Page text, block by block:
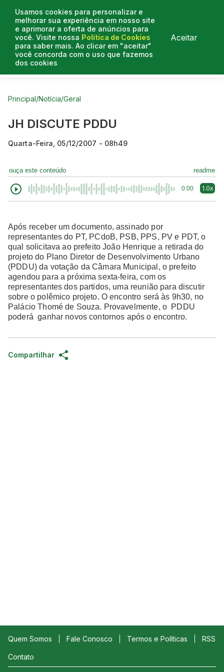
Usamos cookies para personalizar e
melhorar sua experiência em nosso site
e aprimorar a oferta de anúncios para
você. Visite nossa Política de Cookies
para saber mais. Ao clicar em "aceitar"
você concorda com o uso que fazemos
dos cookies
Aceitar
Curtas do Poder
Principal/Notícia/Geral
JH DISCUTE PDDU
Quarta-Feira, 05/12/2007 - 08h49
ouça este conteúdo readme
0:00 1.0x
Após receber um documento, assinado por
representantes do PT, PCdoB, PSB, PPS, PV e PDT, o
qual solicitava ao prefeito João Henrique a retirada do
projeto do Plano Diretor de Desenvolvimento Urbano
(PDDU) da votação da Câmara Municipal, o prefeito
agendou para a próxima sexta-feira, com os
representantes dos partidos, uma reunião para discutir
sobre o polêmico projeto. O encontro será às 9h30, no
Palácio Thomé de Souza. Provavelmente, o PDDU
poderá ganhar novos contornos após o encontro.
Compartilhar
Quem Somos Fale Conosco Termos e Políticas RSS
Contato